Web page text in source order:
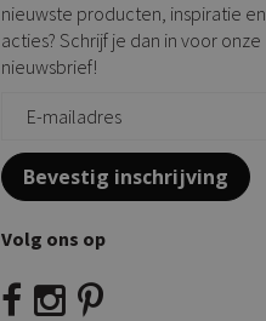
nieuwste producten, inspiratie en
acties? Schrijf je dan in voor onze
nieuwsbrief!
Bevestig inschrijving
Volg ons op